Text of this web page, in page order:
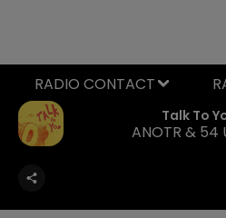
Talk To
ANOTR & 54